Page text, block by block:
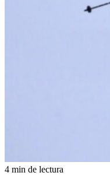
4 min de lectura